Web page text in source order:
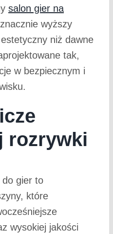
salon gier na
wyższy
niż dawne
tak,
w bezpiecznym i
rozrywki
do gier to
które
wysokiej jakości